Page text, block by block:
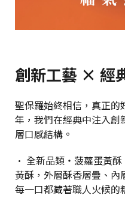
創新工藝 × 經
聖保羅始終相信，真正
年，我們在經典中注入
層口感結構。
• 全新品類・菠蘿蛋黃
黃酥，外層酥香層疊、內
每一口都藏著職人火候的